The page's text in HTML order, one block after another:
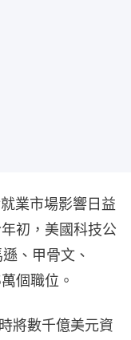
業市場影響日益
初，美國科技公
、甲骨文、
個職位。
將數千億美元資